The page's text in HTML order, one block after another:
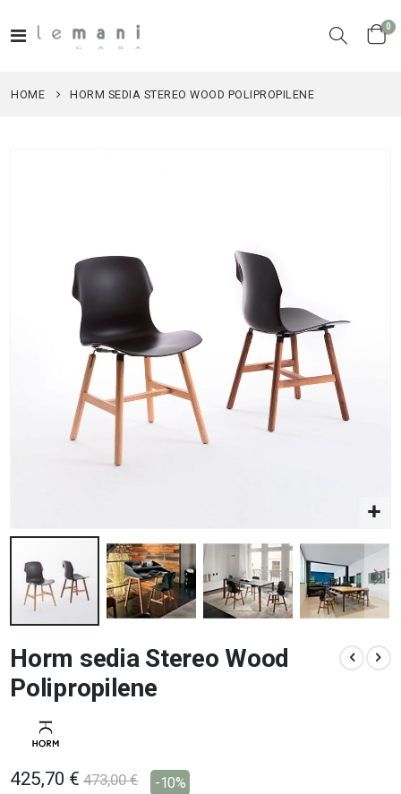
Toggle
Cart
0
HOME HORM SEDIA STEREO WOOD POLIPROPILENE
all'inizio
della
galleria
immagini
Horm sedia Stereo Wood
Polipropilene
425,70 € 473,00 € -10%